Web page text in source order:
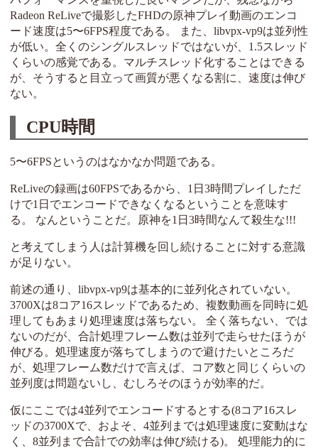
Radeon ReLiveで撮影したFHDの原神プレイ動画のエンコ
ード速度は5〜6FPS程度である。 また、libvpx-vp9は並列性
が低い。全くのシングルスレッドではないが、1.5スレッド
くらいの感覚である。マルチスレッド化することはできる
が、そうすると目立って画質が悪くなる割に、速度は伸び
ない。
CPU時間
5〜6FPSというのはなかなか問題である。
ReLiveの録画は60FPSであるから、1日3時間プレイしただ
けで1日でエンコードできなくなるということを意味す
る。 なんということだ。原神を1日3時間なんて殺生な!!!
と考えてしまう人は計算機を回し続けることに対する意識
が足りない。
前述の通り、libvpx-vp9は基本的に並列化されていない。
3700Xは8コア16スレッドであるため、複数動画を同時に処
理してもあまり処理速度は落ちない。 全く落ちない、では
ないのだが、合計処理フレーム数は並列で走らせたほうが
伸びる。処理速度が落ちてしまうので避けたいところだ
が、処理フレーム数だけで言えば、コア数と同じくらいの
並列度は問題ないし、むしろそのほうが効率的だ。
仮にここでは4並列でエンコードするとする(8コア16スレ
ッドの3700Xで、およそ、4並列までは処理速度に変動はな
く、8並列まで合計での効率は伸び続ける)。 処理能力的に